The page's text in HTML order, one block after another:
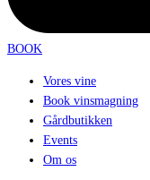
BOOK
Vores vine
Book vinsmagning
Gårdbutikken
Events
Om os